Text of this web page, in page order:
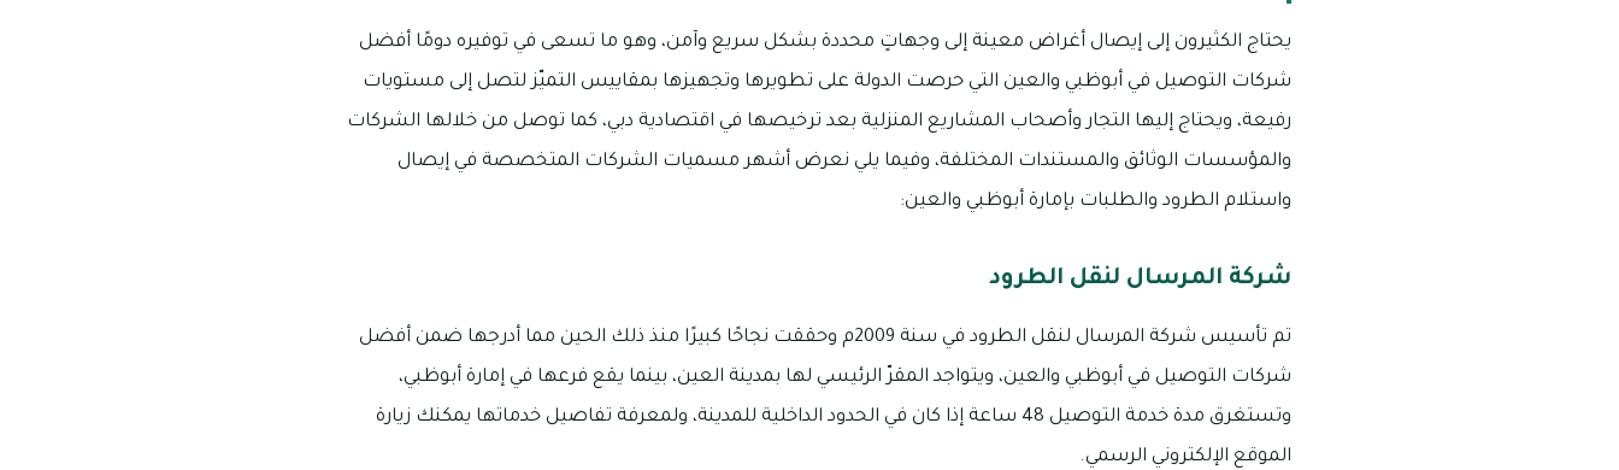
يحتاج الكثيرون إلى إيصال أغراض معينة إلى وجهاتٍ محددة بشكل سريع وآمن، وهو ما تسعى في توفيره دومًا أفضل
شركات التوصيل في أبوظبي والعين التي حرصت الدولة على تطويرها وتجهيزها بمقاييس التميّز لتصل إلى مستويات
رفيعة، ويحتاج إليها التجار وأصحاب المشاريع المنزلية بعد ترخيصها في اقتصادية دبي، كما توصل من خلالها الشركات
والمؤسسات الوثائق والمستندات المختلفة، وفيما يلي نعرض أشهر مسميات الشركات المتخصصة في إيصال
واستلام الطرود والطلبات بإمارة أبوظبي والعين:
شركة المرسال لنقل الطرود
تم تأسيس شركة المرسال لنقل الطرود في سنة 2009م وحققت نجاحًا كبيرًا منذ ذلك الحين مما أدرجها ضمن أفضل
شركات التوصيل في أبوظبي والعين، ويتواجد المقرّ الرئيسي لها بمدينة العين، بينما يقع فرعها في إمارة أبوظبي،
وتستغرق مدة خدمة التوصيل 48 ساعة إذا كان في الحدود الداخلية للمدينة، ولمعرفة تفاصيل خدماتها يمكنك زيارة
الموقع الإلكتروني الرسمي.